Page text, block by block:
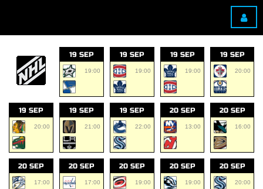
19 SEP
19:00
19 SEP
19:00
19 SEP
19:00
19 SEP
20:00
19 SEP
20:00
19 SEP
21:00
19 SEP
22:00
20 SEP
13:00
20 SEP
16:00
20 SEP
17:00
20 SEP
17:00
20 SEP
19:00
20 SEP
19:00
20 SEP
20:00